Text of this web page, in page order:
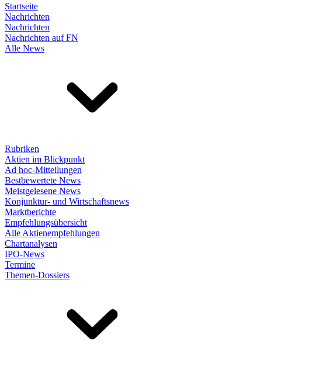
Startseite
Nachrichten
Nachrichten
Nachrichten auf FN
Alle News
Rubriken
Aktien im Blickpunkt
Ad hoc-Mitteilungen
Bestbewertete News
Meistgelesene News
Konjunktur- und Wirtschaftsnews
Marktberichte
Empfehlungsübersicht
Alle Aktienempfehlungen
Chartanalysen
IPO-News
Termine
Themen-Dossiers